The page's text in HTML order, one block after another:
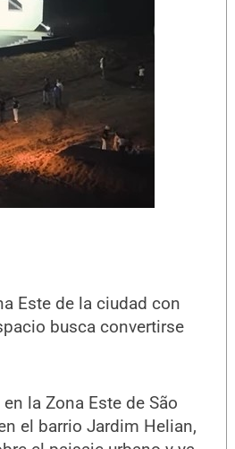
Este de la ciudad con
busca convertirse
la Zona Este de São
el barrio Jardim Helian,